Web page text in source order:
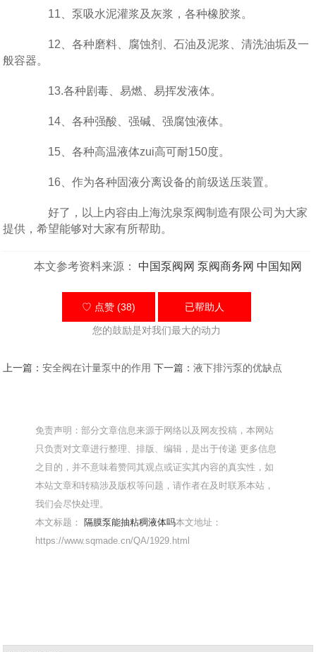
11、泵吸水泥灌浆及灰浆，各种橡胶浆。
12、各种磨料、腐蚀剂、石油及泥浆、清洗油垢及一
般容器。
13.各种剧毒、易燃、易挥发液体。
14、各种强酸、强碱、强腐蚀液体。
15、各种高温液体zui高可耐150度。
16、作为各种固液分离设备的前级送压装置。
好了，以上内容由上海沈泉泵阀制造有限公司为大家
提供，希望能够对大家有所帮助。
本文参考资料来源： 中国泵阀网 泵阀商务网 中国知网
♡ 点赞 (38) 已帮助人
您的鼓励是对我们最大的动力
上一篇：安全阀在计量泵中的作用 下一篇：液下排污泵的优缺点
免责声明：部分文章信息来源于网络以及网友投稿，本网站
只负责对文章进行整理、排版、编辑，是出于传递 更多信息
之目的，并不意味着赞同其观点或证实其内容的真实性，如
本站文章和转稿涉及版权等问题，请作者在及时联系本站，
我们会尽快处理。
本文标题： 隔膜泵能抽粘稠液体吗本文地址：
https://www.sqmade.cn/QA/1929.html